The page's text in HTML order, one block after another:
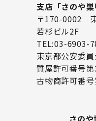
支店「さのや巣
〒170-0002
若杉ビル2F
TEL:03-6903-
東京都公安委
質屋許可番号
古物商許可番
さの